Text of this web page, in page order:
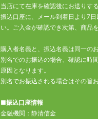
当店にて在庫を確認後にお送りす
振込口座に、メール到着日より7
い。ご入金が確認でき次第、商品
購入者名義と、振込名義は同一の
別名でのお振込の場合、確認に時
原因となります。
別名でお振込される場合はその旨
■振込口座情報
金融機関：静清信金